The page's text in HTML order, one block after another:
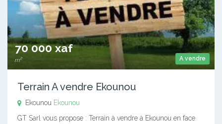
A vendre
70 000 xaf
m²
Terrain A vendre Ekounou
Ekounou Ekounou
GT Sarl vous propose : Terrain à vendre à Ekounou en face